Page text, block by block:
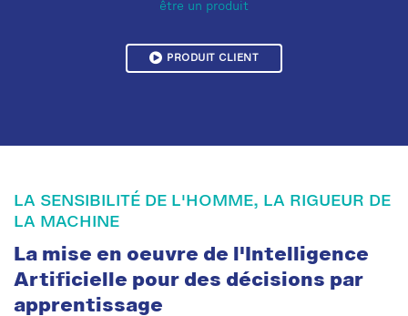
être un produit
PRODUIT CLIENT
LA SENSIBILITÉ DE L'HOMME, LA RIGUEUR DE
LA MACHINE
La mise en oeuvre de l'Intelligence
Artificielle pour des décisions par
apprentissage